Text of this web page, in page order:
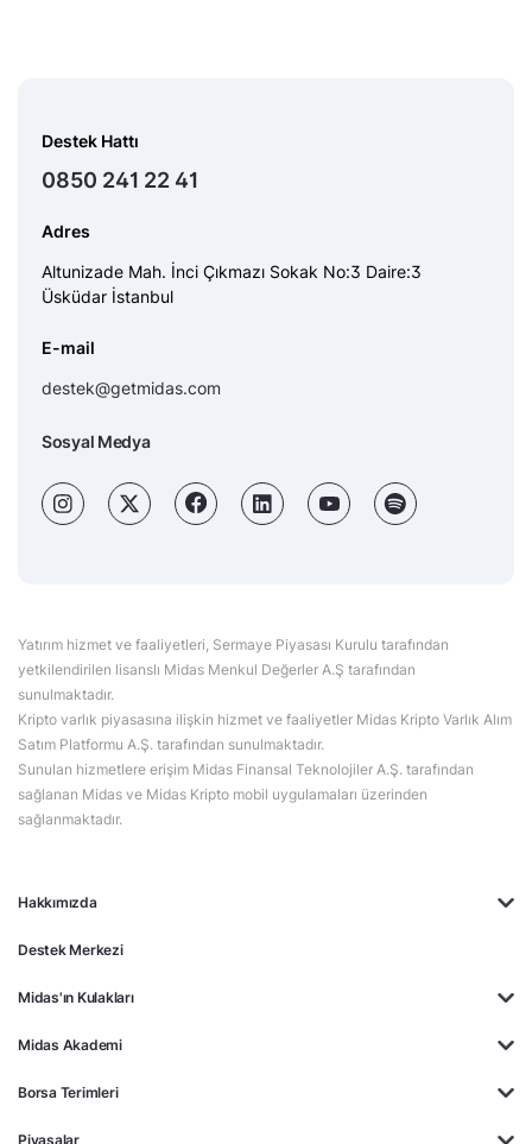
Hakkımızda
Destek Merkezi
Midas'ın Kulakları
Midas Akademi
Borsa Terimleri
Piyasalar
Destek Hattı
0850 241 22 41
Adres
Altunizade Mah. İnci Çıkmazı Sokak No:3 Daire:3
Üsküdar İstanbul
E-mail
destek@getmidas.com
Sosyal Medya
Yatırım hizmet ve faaliyetleri, Sermaye Piyasası Kurulu tarafından
yetkilendirilen lisanslı Midas Menkul Değerler A.Ş tarafından
sunulmaktadır.
Kripto varlık piyasasına ilişkin hizmet ve faaliyetler Midas Kripto Varlık Alım
Satım Platformu A.Ş. tarafından sunulmaktadır.
Sunulan hizmetlere erişim Midas Finansal Teknolojiler A.Ş. tarafından
sağlanan Midas ve Midas Kripto mobil uygulamaları üzerinden
sağlanmaktadır.